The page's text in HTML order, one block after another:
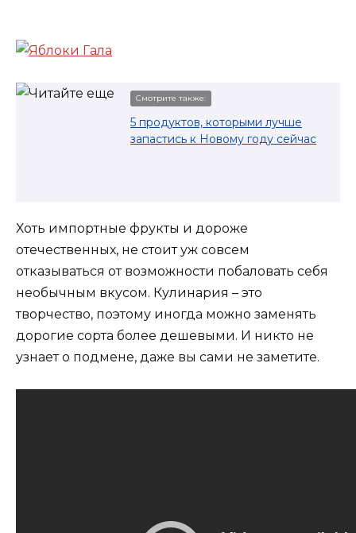
Смотрите также:
5 продуктов, которыми лучше
запастись к Новому году сейчас
Хоть импортные фрукты и дороже
отечественных, не стоит уж совсем
отказываться от возможности побаловать себя
необычным вкусом. Кулинария – это
творчество, поэтому иногда можно заменять
дорогие сорта более дешевыми. И никто не
узнает о подмене, даже вы сами не заметите.